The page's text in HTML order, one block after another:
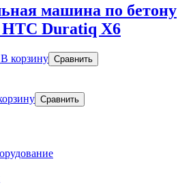
машина по бетону
Duratiq X6
В корзину Сравнить
Сравнить